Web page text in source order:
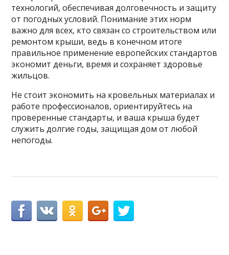
технологий, обеспечивая долговечность и защиту
от погодных условий. Понимание этих норм
важно для всех, кто связан со строительством или
ремонтом крыши, ведь в конечном итоге
правильное применение европейских стандартов
экономит деньги, время и сохраняет здоровье
жильцов.
Не стоит экономить на кровельных материалах и
работе профессионалов, ориентируйтесь на
проверенные стандарты, и ваша крыша будет
служить долгие годы, защищая дом от любой
непогоды.